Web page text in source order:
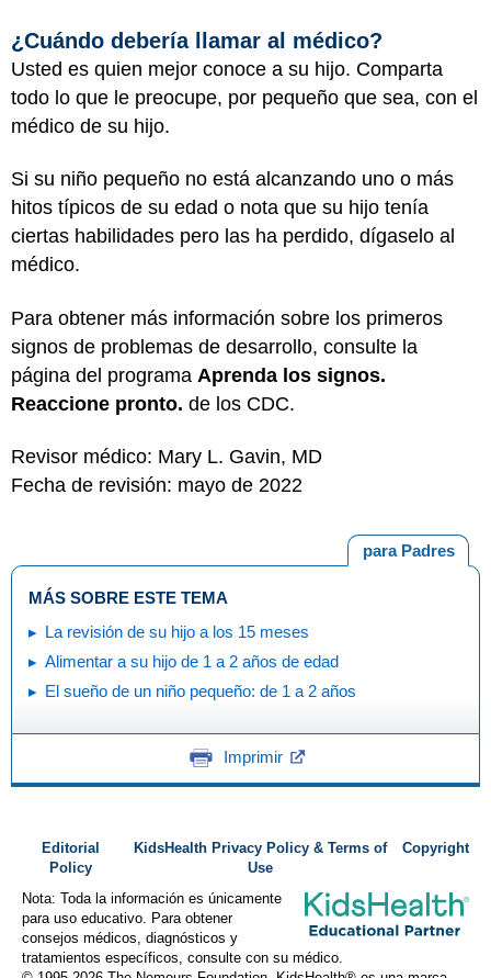
¿Cuándo debería llamar al médico?
Usted es quien mejor conoce a su hijo. Comparta
todo lo que le preocupe, por pequeño que sea, con el
médico de su hijo.
Si su niño pequeño no está alcanzando uno o más
hitos típicos de su edad o nota que su hijo tenía
ciertas habilidades pero las ha perdido, dígaselo al
médico.
Para obtener más información sobre los primeros
signos de problemas de desarrollo, consulte la
página del programa Aprenda los signos.
Reaccione pronto. de los CDC.
Revisor médico: Mary L. Gavin, MD
Fecha de revisión: mayo de 2022
para Padres
MÁS SOBRE ESTE TEMA
La revisión de su hijo a los 15 meses
Alimentar a su hijo de 1 a 2 años de edad
El sueño de un niño pequeño: de 1 a 2 años
Imprimir
Editorial
Policy
KidsHealth Privacy Policy & Terms of
Use
Copyright
Nota: Toda la información es únicamente
para uso educativo. Para obtener
consejos médicos, diagnósticos y
tratamientos específicos, consulte con su médico.